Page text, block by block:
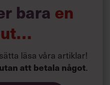
bara en
läsa våra artiklar!
utan att betala något.